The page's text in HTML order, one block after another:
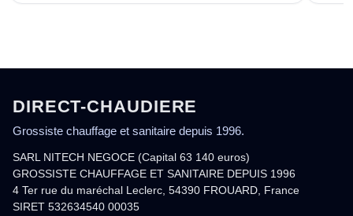
DIRECT-CHAUDIERE
Grossiste chauffage et sanitaire depuis 1996.
SARL NITECH NEGOCE (Capital 63 140 euros)
GROSSISTE CHAUFFAGE ET SANITAIRE DEPUIS 1996
4 Ter rue du maréchal Leclerc, 54390 FROUARD, France
SIRET 532634540 00035